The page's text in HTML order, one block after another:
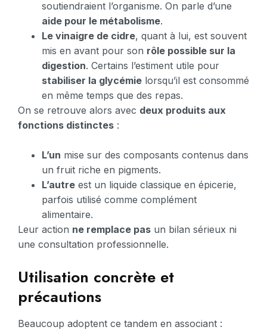
soutiendraient l’organisme. On parle d’une
aide pour le métabolisme.
Le vinaigre de cidre, quant à lui, est souvent
mis en avant pour son rôle possible sur la
digestion. Certains l’estiment utile pour
stabiliser la glycémie lorsqu’il est consommé
en même temps que des repas.
On se retrouve alors avec deux produits aux
fonctions distinctes :
L’un mise sur des composants contenus dans
un fruit riche en pigments.
L’autre est un liquide classique en épicerie,
parfois utilisé comme complément
alimentaire.
Leur action ne remplace pas un bilan sérieux ni
une consultation professionnelle.
Utilisation concrète et
précautions
Beaucoup adoptent ce tandem en associant :